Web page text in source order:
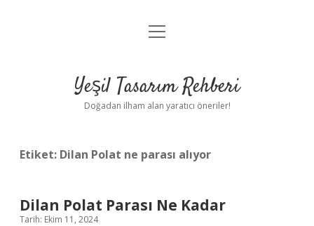
Anasayfa
Yasal Uyarı
menüyü
Yeşil Tasarım Rehberi
Doğadan ilham alan yaratıcı öneriler!
Etiket: Dilan Polat ne parası alıyor
Dilan Polat Parası Ne Kadar
Tarih: Ekim 11, 2024